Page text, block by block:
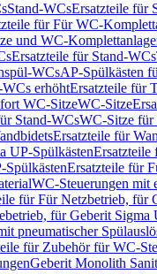
Stand-WCsErsatzteile für
für Für WC-
und WC-
Ersatzteile für Stand-WCs
WCsAP-Spülkästen
erhöhtErsatzteile für
WC-SitzeWC-Sitze
Stand-WCsWC-Sitze
Ersatzteile für
UP-SpülkästenErsatzteile
SpülkästenErsatzteile für
WC-Steuerungen mit
für Für Netzbetrieb, für
für Geberit Sigma
pneumatischer
für Zubehör für WC-
Geberit Monolith